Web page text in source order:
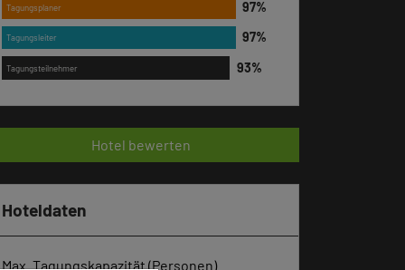
Tagungsplaner
Tagungsleiter
Tagungsteilnehmer
Hotel bewerten
Hoteldaten
Max. Tagungskapazität (Personen)